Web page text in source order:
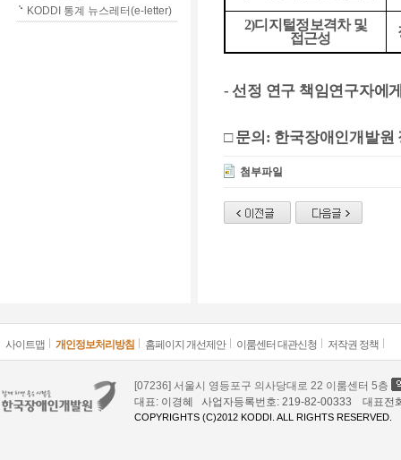
KODDI 통계 뉴스레터(e-letter)
2)디지털정보격차 및
접근성
-선정 연구 책임연구자에
□문의 : 한국장애인개발원
첨부파일
사이트맵 개인정보처리방침 홈페이지 개선제안 이룸센터 대관신청 저작권 정책
[07236] 서울시 영등포구 의사당대로 22 이룸센터 5층
대표: 이경혜 사업자등록번호: 219-82-00333 대표
COPYRIGHTS (C)2012 KODDI. ALL RIGHTS RESERVED.